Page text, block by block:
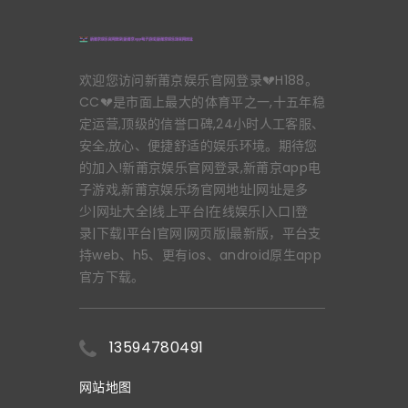
欢迎您访问新莆京娱乐官网登录💔H188。
CC💔是市面上最大的体育平之一,十五年稳
定运营,顶级的信誉口碑,24小时人工客服、
安全,放心、便捷舒适的娱乐环境。期待您
的加入!新莆京娱乐官网登录,新莆京app电
子游戏,新莆京娱乐场官网地址|网址是多
少|网址大全|线上平台|在线娱乐|入口|登
录|下载|平台|官网|网页版|最新版，平台支
持web、h5、更有ios、android原生app
官方下载。
13594780491
网站地图